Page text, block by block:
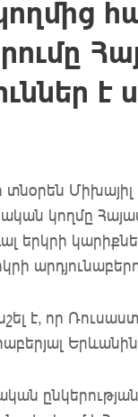
է
Միխայիլ
կողմը
երկրի
է, որ